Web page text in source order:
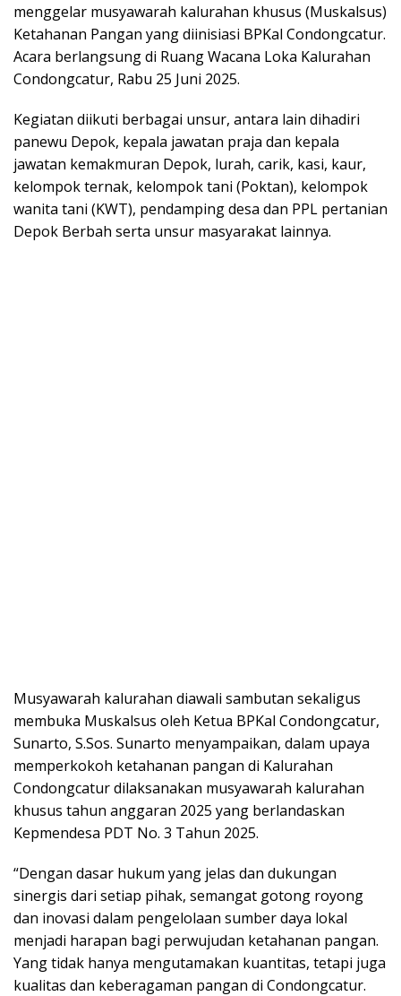
menggelar musyawarah kalurahan khusus (Muskalsus)
Ketahanan Pangan yang diinisiasi BPKal Condongcatur.
Acara berlangsung di Ruang Wacana Loka Kalurahan
Condongcatur, Rabu 25 Juni 2025.
Kegiatan diikuti berbagai unsur, antara lain dihadiri
panewu Depok, kepala jawatan praja dan kepala
jawatan kemakmuran Depok, lurah, carik, kasi, kaur,
kelompok ternak, kelompok tani (Poktan), kelompok
wanita tani (KWT), pendamping desa dan PPL pertanian
Depok Berbah serta unsur masyarakat lainnya.
Musyawarah kalurahan diawali sambutan sekaligus
membuka Muskalsus oleh Ketua BPKal Condongcatur,
Sunarto, S.Sos. Sunarto menyampaikan, dalam upaya
memperkokoh ketahanan pangan di Kalurahan
Condongcatur dilaksanakan musyawarah kalurahan
khusus tahun anggaran 2025 yang berlandaskan
Kepmendesa PDT No. 3 Tahun 2025.
“Dengan dasar hukum yang jelas dan dukungan
sinergis dari setiap pihak, semangat gotong royong
dan inovasi dalam pengelolaan sumber daya lokal
menjadi harapan bagi perwujudan ketahanan pangan.
Yang tidak hanya mengutamakan kuantitas, tetapi juga
kualitas dan keberagaman pangan di Condongcatur.